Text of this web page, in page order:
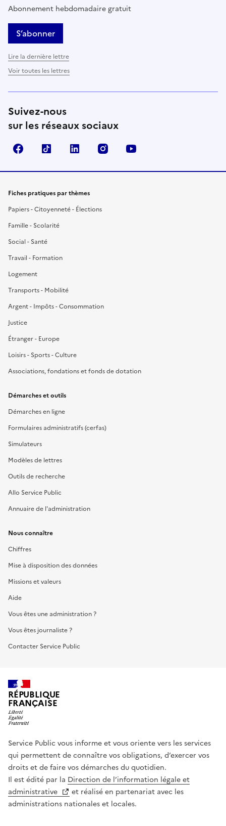
Abonnement hebdomadaire gratuit
S’abonner
Lire la dernière lettre
Voir toutes les lettres
Suivez-nous
sur les réseaux sociaux
FacebookTikTok LinkedIn Instagram
Fiches pratiques par thèmes
Papiers - Citoyenneté - Élections
Famille - Scolarité
Social - Santé
Travail - Formation
Logement
Transports - Mobilité
Argent - Impôts - Consommation
Justice
Étranger - Europe
Loisirs - Sports - Culture
Associations, fondations et fonds de dotation
Démarches et outils
Démarches en ligne
Formulaires administratifs (cerfas)
Simulateurs
Modèles de lettres
Outils de recherche
Allo Service Public
Annuaire de l'administration
Nous connaître
Chiffres
Mise à disposition des données
Missions et valeurs
Aide
Vous êtes une administration ?
Vous êtes journaliste ?
Contacter Service Public
RÉPUBLIQUE
FRANÇAISE
Service Public vous informe et vous oriente vers les services
qui permettent de connaître vos obligations, d’exercer vos
droits et de faire vos démarches du quotidien.
Il est édité par la Direction de l’information légale et
administrative
et réalisé en partenariat avec les
administrations nationales et locales.